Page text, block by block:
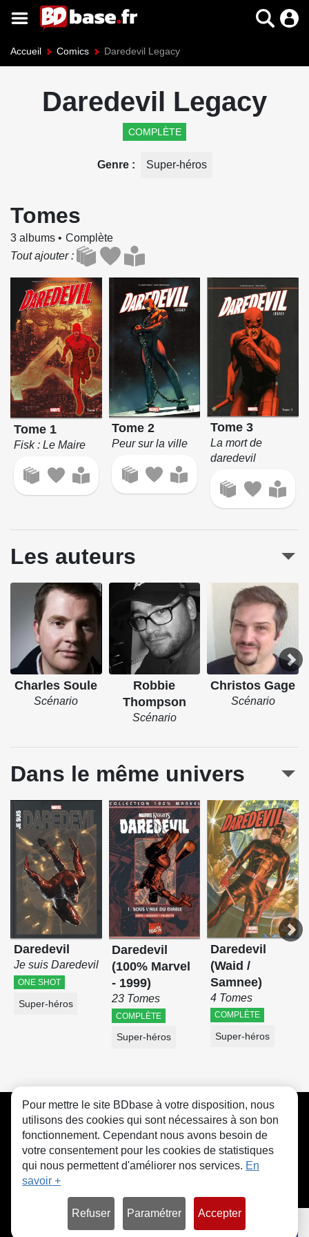
Accueil Comics Daredevil Legacy
Daredevil Legacy
COMPLÈTE
Genre Super-héros
Tomes
3 albums
Complète
Tout ajouter
Tome 1
Fisk : Le Maire
Tome 2
Peur sur la ville
Tome 3
La mort de
daredevil
Les auteurs
Charles Soule
Scénario
Robbie
Thompson
Scénario
Christos Gage
Scénario
Dans le même univers
Daredevil
Je suis Daredevil
ONE SHOT
Super-héros
Daredevil
(100% Marvel
- 1999)
23 Tomes
COMPLÈTE
Super-héros
Daredevil
(Waid /
Samnee)
4 Tomes
COMPLÈTE
Super-héros
CGU FAQ Contact Cookies
Pour mettre le site BDbase à votre disposition, nous
utilisons des cookies qui sont nécessaires à son bon
fonctionnement. Cependant nous avons besoin de
votre consentement pour les cookies de statistiques
qui nous permettent d'améliorer nos services. En
savoir +
Refuser Paramétrer Accepter